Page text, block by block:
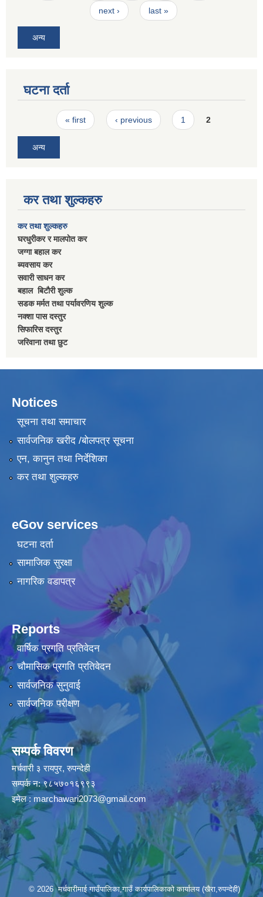
next › last »
अन्य
घटना दर्ता
Pages« first ‹ previous 1 2
अन्य
कर तथा शुल्कहरु
कर तथा शुल्कहरु
घरधुरीकर र मालपाेत कर
जग्गा बहाल कर
ब्यवसाय कर
सवारी साधन कर
बहाल बिटाैरी शुल्क
सडक मर्मत तथा पर्यावरणिय शुल्क
नक्शा पास दस्तुर
सिफारिस दस्तुर
जरिवाना तथा छुट
Notices
सूचना तथा समाचार
सार्वजनिक खरीद /बोलपत्र सूचना
एन, कानुन तथा निर्देशिका
कर तथा शुल्कहरु
eGov services
घटना दर्ता
सामाजिक सुरक्षा
नागरिक वडापत्र
Reports
वार्षिक प्रगति प्रतिवेदन
चौमासिक प्रगति प्रतिवेदन
सार्वजनिक सुनुवाई
सार्वजनिक परीक्षण
सम्पर्क विवरण
मर्चवारी ३ रायपुर, रुपन्देही
सम्पर्क न: ९८५७०१६९९३
इमेल : marchawari2073@gmail.com
© 2026 मर्चवारीमाई गाउँपालिका,गाउँ कार्यपालिकाको कार्यालय (खैरा,रुपन्देही)